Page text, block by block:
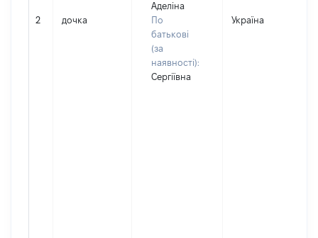
2 дочка
Аделіна
По
батькові
(за
наявності):
Сергіївна
Україна